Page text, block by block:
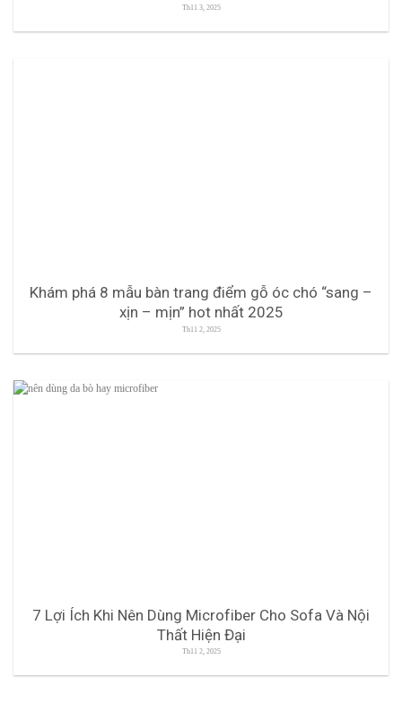
Th11 3, 2025
Khám phá 8 mẫu bàn trang điểm gỗ óc chó “sang –
xịn – mịn” hot nhất 2025
Th11 2, 2025
7 Lợi Ích Khi Nên Dùng Microfiber Cho Sofa Và Nội
Thất Hiện Đại
Th11 2, 2025